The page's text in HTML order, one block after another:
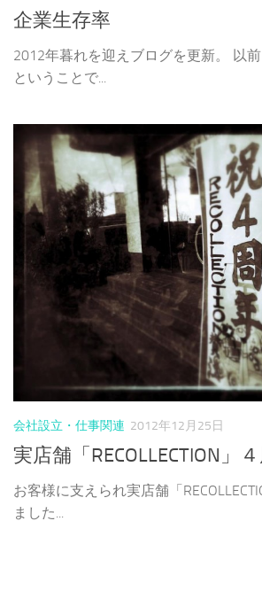
企業生存率
2012年暮れを迎えブログを更新。 以
ということで...
会社設立・仕事関連 2012年12月25日
実店舗「RECOLLECTION」
お客様に支えられ実店舗「
ました...